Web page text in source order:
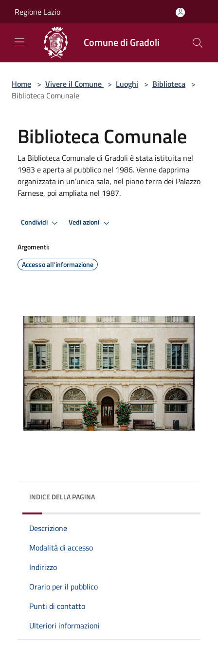
Regione Lazio
Comune di Gradoli
Home > Vivere il Comune > Luoghi > Biblioteca >
Biblioteca Comunale
Biblioteca Comunale
La Biblioteca Comunale di Gradoli è stata istituita nel
1983 e aperta al pubblico nel 1986. Venne dapprima
organizzata in un’unica sala, nel piano terra dei Palazzo
Farnese, poi ampliata nel 1987.
Condividi Vedi azioni
Argomenti:
Accesso all'informazione
INDICE DELLA PAGINA
Descrizione
Modalità di accesso
Indirizzo
Orario per il pubblico
Punti di contatto
Ulteriori informazioni